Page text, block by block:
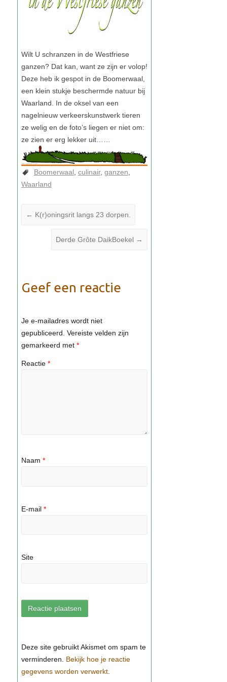
Boomerwaal culinair ganzen
Waarland
← K(r)oningsrit langs 23 dorpen.
Derde Grôte DaikBoekel →
Geef een reactie
Je e-mailadres wordt niet
gepubliceerd. Vereiste velden zijn
gemarkeerd met *
Reactie *
Naam *
E-mail *
Site
Bekijk hoe je reactie
gegevens worden verwerkt